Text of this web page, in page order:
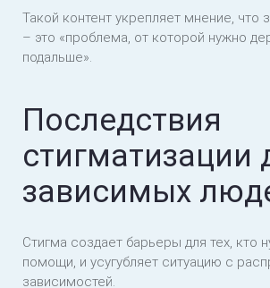
Такой контент укрепляет мнение, что
– это «проблема, от которой нужно
подальше».
Последствия
стигматизации
зависимых
Стигма создает барьеры для тех, кто
помощи, и усугубляет ситуацию с
зависимостей.